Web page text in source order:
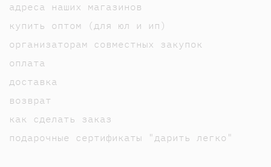
адреса наших магазинов
купить оптом (для юл и ип)
организаторам совместных закупок
оплата
доставка
возврат
как сделать заказ
подарочные сертификаты "дарить легко"